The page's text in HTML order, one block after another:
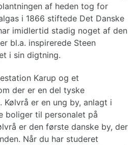
af heden tog for
i 1866 stiftede Det Danske
imidlertid stadig noget af den
bl.a. inspirerede Steen
i sin digtning.
Karup og et
der er en del tyske
er en ung by, anlagt i
boliger til personalet på
er den første danske by, der
Når du har studeret